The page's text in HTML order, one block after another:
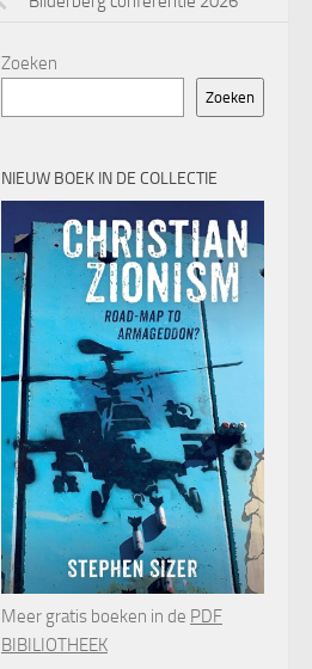
Zoeken
Zoeken
NIEUW BOEK IN DE COLLECTIE
Meer gratis boeken in de PDF
BIBILIOTHEEK